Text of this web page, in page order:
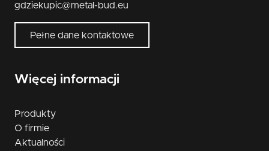
gdziekupic@metal-bud.eu
Pełne dane kontaktowe
Więcej informacji
Produkty
O firmie
Aktualności